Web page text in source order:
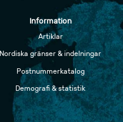
Information
Artiklar
Nordiska gränser & indelningar
Postnummerkatalog
Demografi & statistik